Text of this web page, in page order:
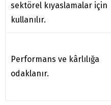
sektörel kıyaslamalar için
kullanılır.
Performans ve kârlılığa
odaklanır.